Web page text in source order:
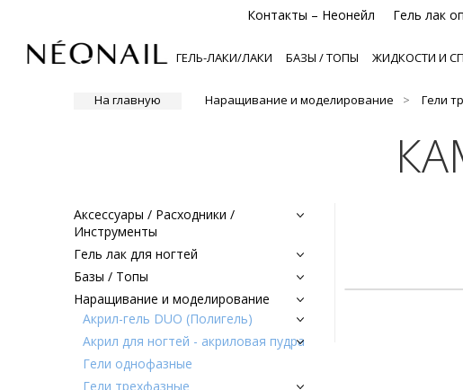
Контакты – Неонейл Гель лак
ГЕЛЬ-ЛАКИ/ЛАКИ БАЗЫ / ТОПЫ ЖИДКОСТИ И
На главную Наращивание и моделирование Гели
Аксессуары / Расходники /
Инструменты
Гель лак для ногтей
Базы / Топы
Наращивание и моделирование
Акрил-гель DUO (Полигель)
Акрил для ногтей - акриловая пудра
Гели однофазные
Гели трехфазные